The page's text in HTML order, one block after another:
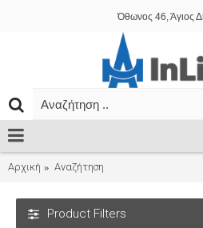
Όθωνος 46, Άγιος
Αρχική Αναζήτηση
Product Filters